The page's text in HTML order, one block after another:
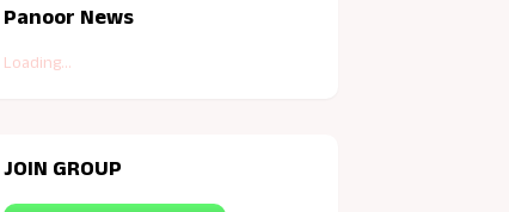
Panoor News
Loading...
JOIN GROUP